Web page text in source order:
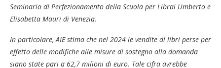
Seminario di Perfezionamento della Scuola per Librai Umberto e
Elisabetta Mauri di Venezia.
In particolare, AIE stima che nel 2024 le vendite di libri perse per
effetto delle modifiche alle misure di sostegno alla domanda
siano state pari a 62,7 milioni di euro. Tale cifra avrebbe